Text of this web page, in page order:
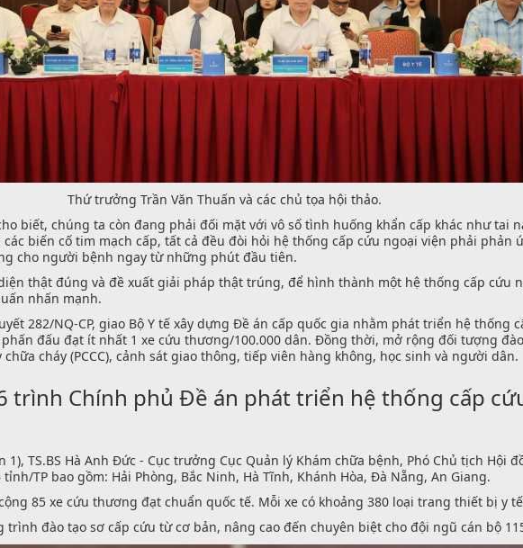
Thứ trưởng Trần Văn Thuấn và các chủ tọa hội thảo.
biết, chúng ta còn đang phải đối mặt với vô số tình huống khẩn cấp khác như tai
biến cố tim mạch cấp, tất cả đều đòi hỏi hệ thống cấp cứu ngoại viện phải phản
cho người bệnh ngay từ những phút đầu tiên.
thật đúng và đề xuất giải pháp thật trúng, để hình thành một hệ thống cấp cứu
nhấn mạnh.
282/NQ-CP, giao Bộ Y tế xây dựng Đề án cấp quốc gia nhằm phát triển hệ thống
đấu đạt ít nhất 1 xe cứu thương/100.000 dân. Đồng thời, mở rộng đối tượng
cháy (PCCC), cảnh sát giao thông, tiếp viên hàng không, học sinh và người dân.
trình Chính phủ Đề án phát triển hệ thống cấp
TS.BS Hà Anh Đức - Cục trưởng Cục Quản lý Khám chữa bệnh, Phó Chủ tịch Hội
TP bao gồm: Hải Phòng, Bắc Ninh, Hà Tĩnh, Khánh Hòa, Đà Nẵng, An Giang.
85 xe cứu thương đạt chuẩn quốc tế. Mỗi xe có khoảng 380 loại trang thiết bị y
trình đào tạo sơ cấp cứu từ cơ bản, nâng cao đến chuyên biệt cho đội ngũ cán bộ